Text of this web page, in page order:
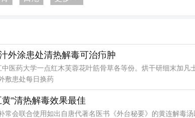
外涂患处清热解毒可治疖肿
医药大学一点红木芙蓉花叶筋骨草各等份。烘干研细末加凡
敷患处每日换药
黄”清热解毒效果最佳
常会联合使用如出自唐代著名医书《外台秘要》的黄连解毒汤